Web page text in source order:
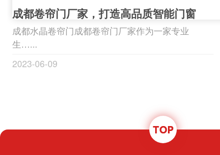
成都卷帘门厂家，打造高品质智能门窗
成都水晶卷帘门成都卷帘门厂家作为一家专业
生…...
2023-06-09